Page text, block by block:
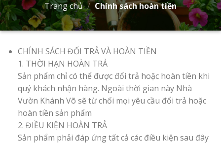
Trang chủ / Chính sách hoàn tiền
CHÍNH SÁCH ĐỔI TRẢ VÀ HOÀN TIỀN
1. THỜI HẠN HOÀN TRẢ
Sản phẩm chỉ có thể được đổi trả hoặc hoàn tiền khi
quý khách nhận hàng. Ngoài thời gian này Nhà
Vườn Khánh Võ sẽ từ chối mọi yêu cầu đổi trả hoặc
hoàn tiền sản phẩm
2. ĐIỀU KIỆN HOÀN TRẢ
Sản phẩm phải đáp ứng tất cả các điều kiện sau đây